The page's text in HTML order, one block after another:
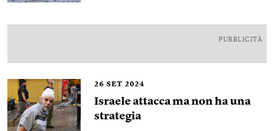
PUBBLICITÀ
26 SET 2024
Israele attacca ma non ha una
strategia